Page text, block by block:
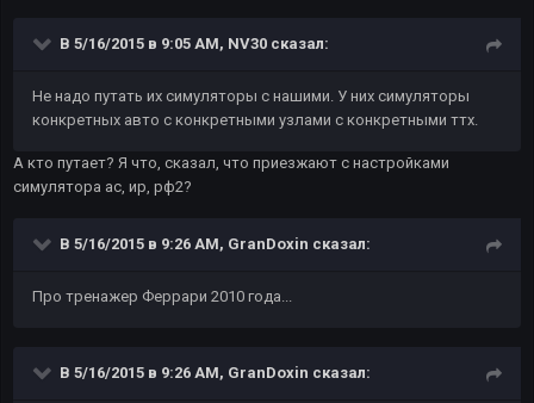
В 5/16/2015 в 9:05 AM, NV30 сказал:
Не надо путать их симуляторы с нашими. У них симуляторы
конкретных авто с конкретными узлами с конкретными ттх.
А кто путает? Я что, сказал, что приезжают с настройками
симулятора ас, ир, рф2?
В 5/16/2015 в 9:26 AM, GranDoxin сказал:
Про тренажер Феррари 2010 года...
В 5/16/2015 в 9:26 AM, GranDoxin сказал: